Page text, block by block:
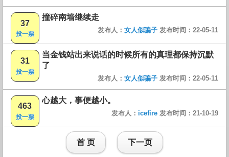
37
投一票
撞碎南墙继续走
发布人： 女人似骗子 发布时间：22-05-11
31
投一票
当金钱站出来说话的时候所有的真理都保持沉默
了
发布人： 女人似骗子 发布时间：22-05-11
463
投一票
心越大，事便越小。
发布人： icefire 发布时间：21-10-19
首 页 下一页